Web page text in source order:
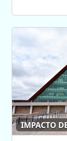
IMPACTO